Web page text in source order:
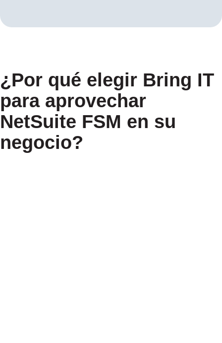
¿Por qué elegir Bring IT
para aprovechar
NetSuite FSM en su
negocio?